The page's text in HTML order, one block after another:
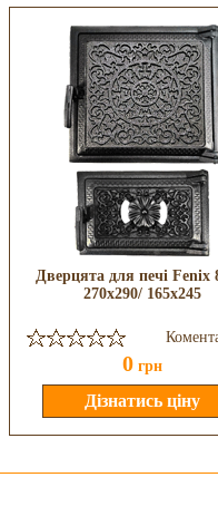
Дверцята для печі Fenix
270x290/ 165x245
0 грн